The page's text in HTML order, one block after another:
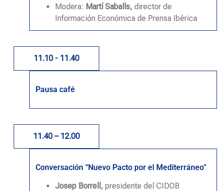
Modera: Martí Saballs, director de
Información Económica de Prensa Ibérica
11.10 - 11.40
Pausa café
11.40 – 12.00
Conversación “Nuevo Pacto por el Mediterráneo”
Josep Borrell, presidente del CIDOB